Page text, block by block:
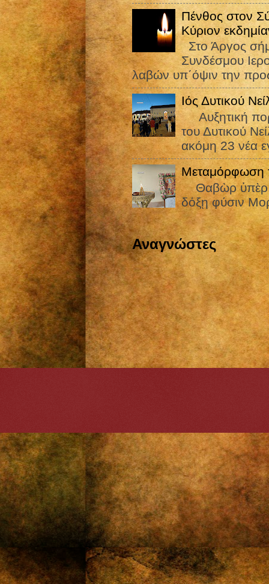
Πένθος στον
Κύριον
Στο Άργος
Συνδέσμου
λαβών υπ΄όψιν την
Ιός Δυτικού
Αυξητική
του Δυτικού
ακόμη 23 νέα
Μεταμόρφωση
Θαβὼρ ὑπὲρ
δόξῃ φύσιν
Αναγνώστες